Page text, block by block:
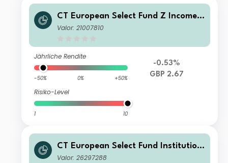
CT European Select Fund Z Income
GBP
Valor: 21007810
Jährliche Rendite
-50% 0% +50%
Risiko-Level
1 10
-0.53%
GBP 2.67
CT European Select Fund Institution
al Accumulation USD Hedged
Valor: 26297288